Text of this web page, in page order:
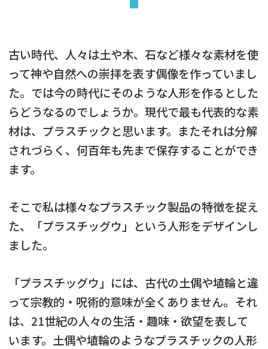
古い時代、人々は土や木、石など様々な素材を使
って神や自然への崇拝を表す偶像を作っていまし
た。では今の時代にそのような人形を作るとした
らどうなるのでしょうか。現代で最も代表的な素
材は、プラスチックと思います。またそれは分解
されづらく、何百年も先まで保存することができ
ます。
そこで私は様々なプラスチック製品の特徴を捉え
た、「プラスチッグウ」という人形をデザインし
ました。
「プラスチッグウ」には、古代の土偶や埴輪と違
って宗教的・呪術的意味が全くありません。それ
は、21世紀の人々の生活・趣味・欲望を表して
います。土偶や埴輪のようなプラスチックの人形